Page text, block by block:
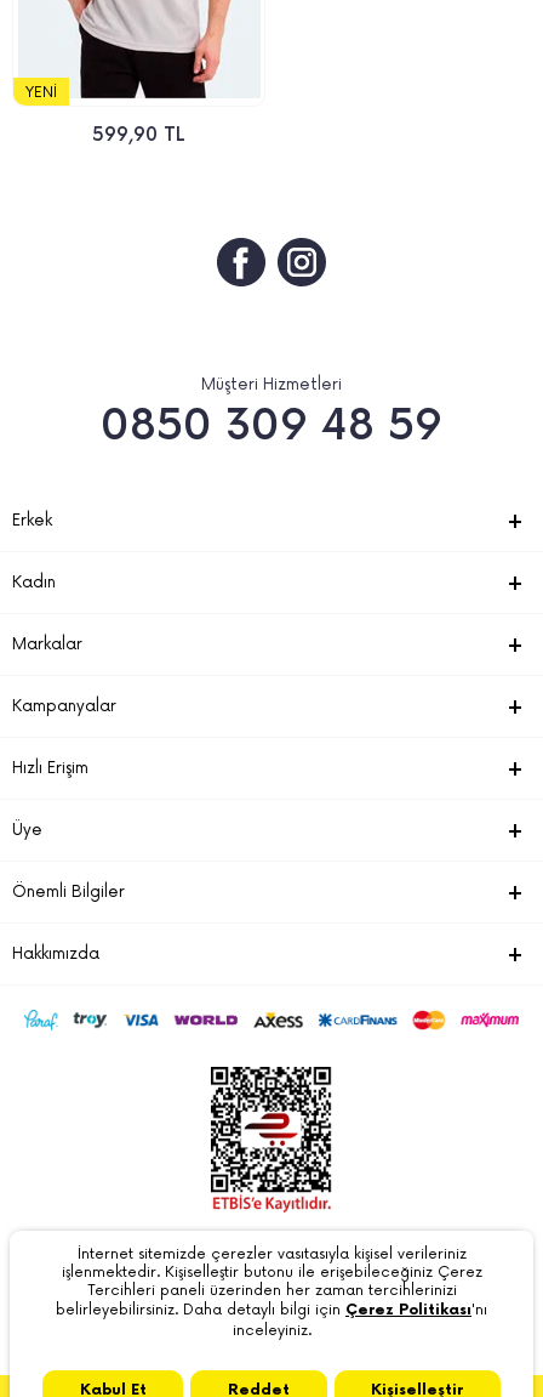
YENI
599,90 TL
Müşteri Hizmetleri
0850 309 48 59
Erkek
Kadın
Markalar
Kampanyalar
Hızlı Erişim
Üye
Önemli Bilgiler
Hakkımızda
Tarafından T-Soft Alt Yapısıyla Geliştirilmiştir. #OD
İnternet sitemizde çerezler vasıtasıyla kişisel verileriniz
işlenmektedir. Kişiselleştir butonu ile erişebileceğiniz Çerez
Tercihleri paneli üzerinden her zaman tercihlerinizi
belirleyebilirsiniz. Daha detaylı bilgi için Çerez Politikası'nı
inceleyiniz.
Kabul Et Reddet Kişiselleştir